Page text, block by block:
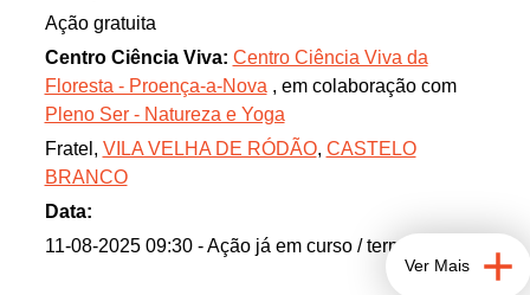
ouvimos os costumes e tradições do Fratel e aldeias
vizinhas. A atividade inclui visita guiada à aldeia e
ao Núcleo Museológico História de uma
Comunidade Rural.
Ação gratuita
Centro Ciência Viva: Centro Ciência Viva da
Floresta - Proença-a-Nova , em colaboração com
Pleno Ser - Natureza e Yoga
Fratel, VILA VELHA DE RÓDÃO, CASTELO
BRANCO
Data:
11-08-2025 09:30 - Ação já em curso / terminada
Ver Mais